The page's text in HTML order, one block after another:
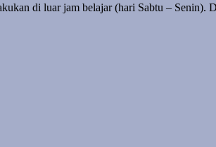
di luar jam belajar (hari Sabtu – Senin).